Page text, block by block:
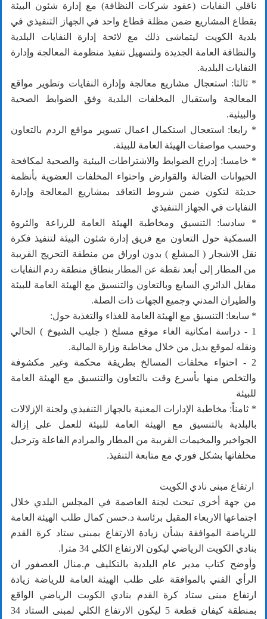
ناقلي النفايات (عقود شركات النظافة) مع إدارة شئون البيئة
بقطاع المشاريع ضمن مظلة قطاع واحد في الجهاز التنفيذي في
بلدية الكويت ليتماشى ذلك مع لائحة إدارة النفايات البلدية
والنظافة العامة الجديدة ولتسهيل تنفيذ منظومة المعالجة وإدارة
النفايات البلدية.
* ثالثا: استعجال مشاريع معالجة وإدارة النفايات وتطوير مواقع
المعالجة واستقبال المخلفات البلدية وفق الضوابط الصحية
والبيئية.
* رابعا: استعجال استكمال اعمال تسوير مواقع الردم بالتعاون
وحسب مواصفات الهيئة العامة للبيئة.
* خامسا: إدراج الضوابط والاشتراطات البيئية والصحية لمكافحة
الحيوانات الضالة والقوارض واحتواء المخلفات العضوية بأنظمة
حديثة لتكون ضمن شروط التعاقد بمشاريع المعالجة وإدارة
النفايات في الجهاز التنفيذي
* سادسا: التنسيق ومخاطبة الهيئة العامة للزراعة والثروة
السمكية حول التعاون مع فريق إدارة شئون البيئة لتنفيذ فكرة
نقل الاشجار ( المشلع ) بدون اوراق من منطقة التحريج القريبة
من المطار إلى أبعد نقطة عن المطار بنطاق منطقة ردم النفايات
مقابل الدائري السابع وبالتعاون والتنسيق مع الهيئة العامة للبيئة
والطيران المدني وجميع الجهات ذات الصلة.
* سابعا: التنسيق مع الهيئة العامة للغذاء والتغذية حول:
1 - دراسة امكانية الغاء موقع مسلخ ( جليب الشيوخ ) الحالي
ونقله لموقع بديل من خلال مخاطبة وزارة المالية.
2 - احتواء مخلفات المسالخ بطريقة محكمة وغير مكشوفة
والتخلص منها بأسرع وقت بالتعاون والتنسيق مع الهيئة العامة
للبيئة
* ثامناً: مخاطبة الإدارات المعنية بالجهاز التنفيذي ولجنة الإزلالات
بالبلدية بالتنسيق مع الهيئة العامة للبيئة للعمل على إزالة
الجواخير والمخيمات القريبة من المطار والمرادم الفاعلة وترحيل
مخلفاتها بشكل فوري مع متابعة التنفيذ.
ارتفاع مبنى نادي الكويت
من جهة أخرى تبحث لجنة العاصمة في المجلس البلدي خلال
اجتماعها الاربعاء المقبل برئاسة د.حسن كمال طلب الهيئة العامة
للرياضة الموافقة بشأن زيادة الارتفاع بمبنى ستاد كرة القدم
بنادي الكويت الرياضي ليكون الارتفاع الكلي 34 مترا.
وأوضح كتاب مدير عام البلدية بالتكليف م.منال العصفور ان
الرأي الفني بالموافقة على طلب الهيئة العامة للرياضة زيادة
ارتفاع مبنى ستاد كرة القدم بنادي الكويت الرياضي الواقع
بمنطقة كيفان قطعة 5 ليكون الارتفاع الكلي لمبنى الستاد 34